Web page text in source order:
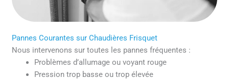
Pannes Courantes sur Chaudières Frisquet
Nous intervenons sur toutes les pannes fréquentes :
Problèmes d’allumage ou voyant rouge
Pression trop basse ou trop élevée